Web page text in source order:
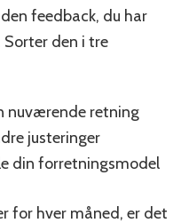
feedback, du har
den i tre
nuværende retning
justeringer
din forretningsmodel
for hver måned, er det